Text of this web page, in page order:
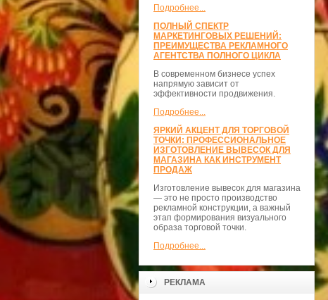
Подробнее...
ПОЛНЫЙ СПЕКТР
МАРКЕТИНГОВЫХ РЕШЕНИЙ:
ПРЕИМУЩЕСТВА РЕКЛАМНОГО
АГЕНТСТВА ПОЛНОГО ЦИКЛА
В современном бизнесе успех
напрямую зависит от
эффективности продвижения.
Подробнее...
ЯРКИЙ АКЦЕНТ ДЛЯ ТОРГОВОЙ
ТОЧКИ: ПРОФЕССИОНАЛЬНОЕ
ИЗГОТОВЛЕНИЕ ВЫВЕСОК ДЛЯ
МАГАЗИНА КАК ИНСТРУМЕНТ
ПРОДАЖ
Изготовление вывесок для магазина
— это не просто производство
рекламной конструкции, а важный
этап формирования визуального
образа торговой точки.
Подробнее...
РЕКЛАМА